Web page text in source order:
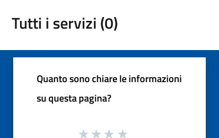
Tutti i servizi (0)
Quanto sono chiare le informazioni
su questa pagina?